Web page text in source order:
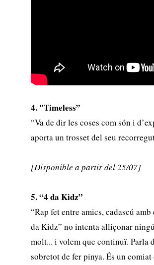
4. "Timeless”
“Va de dir les coses com són i
aporta un trosset del seu
[Disponible a partir del 25/07]
5. “4 da Kidz”
“Rap fet entre amics, cadascú
da Kidz” no intenta alliçonar
molt... i volem que continuï. Parla
sobretot de fer pinya. És un